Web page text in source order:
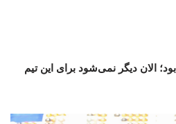
الان دیگر نمی‌شود برای این تیم